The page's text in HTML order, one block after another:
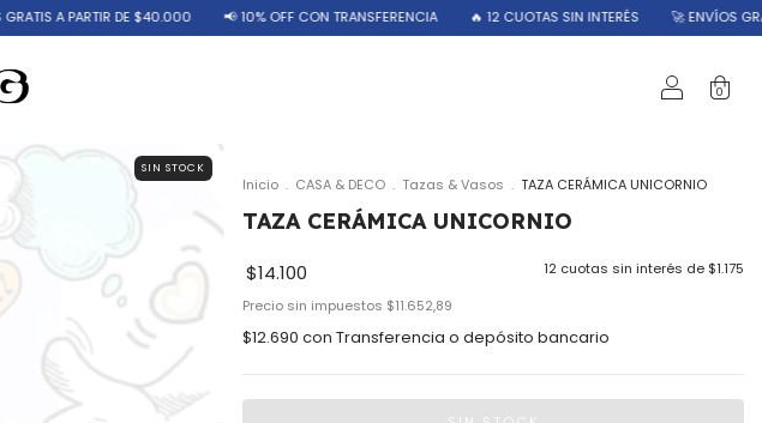
📢 10% OFF CON TRANSFERENCIA 🔥 12 CUOTAS SIN INTERÉS 🚀 ENVÍOS GRATIS A PARTIR DE
0
SIN STOCK
Inicio . CASA & DECO . Tazas & Vasos . TAZA CERÁMICA UNICORNIO
TAZA CERÁMICA UNICORNIO
$14.100 12 cuotas sin interés de $1.175
Precio sin impuestos $11.652,89
$12.690 con Transferencia o depósito bancario